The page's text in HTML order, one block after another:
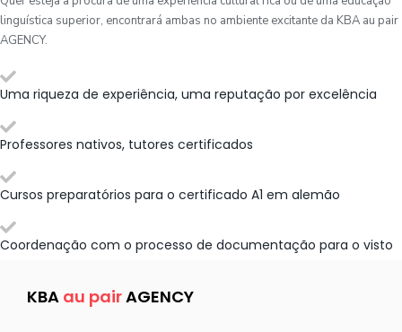
linguística superior, encontrará ambas no ambiente excitante da KBA au pair
AGENCY.
Uma riqueza de experiência, uma reputação por excelência
Professores nativos, tutores certificados
Cursos preparatórios para o certificado A1 em alemão
Coordenação com o processo de documentação para o visto
KBA au pairAGENCY